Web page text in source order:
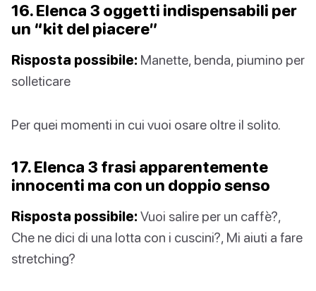
16. Elenca 3 oggetti indispensabili per
un “kit del piacere”
Risposta possibile: Manette, benda, piumino per
solleticare
Per quei momenti in cui vuoi osare oltre il solito.
17. Elenca 3 frasi apparentemente
innocenti ma con un doppio senso
Risposta possibile: Vuoi salire per un caffè?,
Che ne dici di una lotta con i cuscini?, Mi aiuti a fare
stretching?